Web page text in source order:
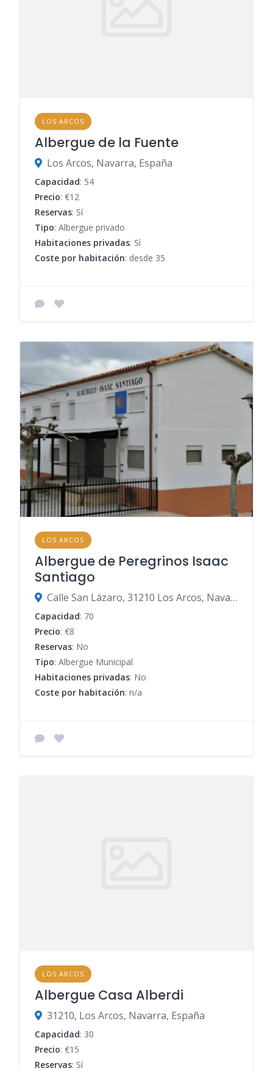
LOS ARCOS
Albergue de la Fuente
Los Arcos, Navarra, España
Capacidad: 54
Precio: €12
Reservas: Sí
Tipo: Albergue privado
Habitaciones privadas: Sí
Coste por habitación: desde 35
LOS ARCOS
Albergue de Peregrinos Isaac
Santiago
Calle San Lázaro, 31210 Los Arcos, Navarra, España
Capacidad: 70
Precio: €8
Reservas: No
Tipo: Albergue Municipal
Habitaciones privadas: No
Coste por habitación: n/a
LOS ARCOS
Albergue Casa Alberdi
31210, Los Arcos, Navarra, España
Capacidad: 30
Precio: €15
Reservas: Sí